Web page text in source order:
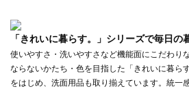
「きれいに暮らす。」シリーズで毎日の
使いやすさ・洗いやすさなど機能面にこだわり
ならないかたち・色を目指した「きれいに暮ら
をはじめ、洗面用品も取り揃えています。統一